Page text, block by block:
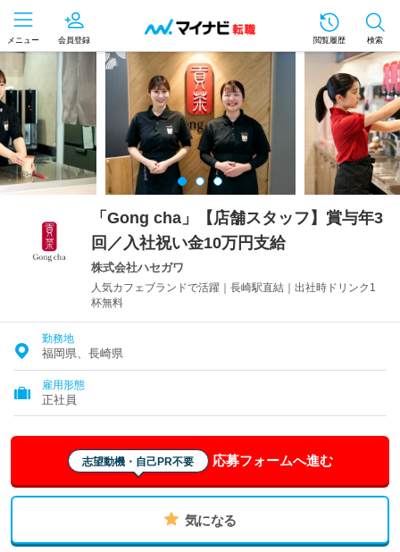
メニュー 会員登録 閲覧履歴 検索
「Gong cha」【店舗スタッフ】賞与年3
回／入社祝い金10万円支給
株式会社ハセガワ
人気カフェブランドで活躍｜長崎駅直結｜出社時ドリンク1
杯無料
勤務地
福岡県、長崎県
雇用形態
正社員
志望動機・自己PR不要 応募フォームへ進む
気になる